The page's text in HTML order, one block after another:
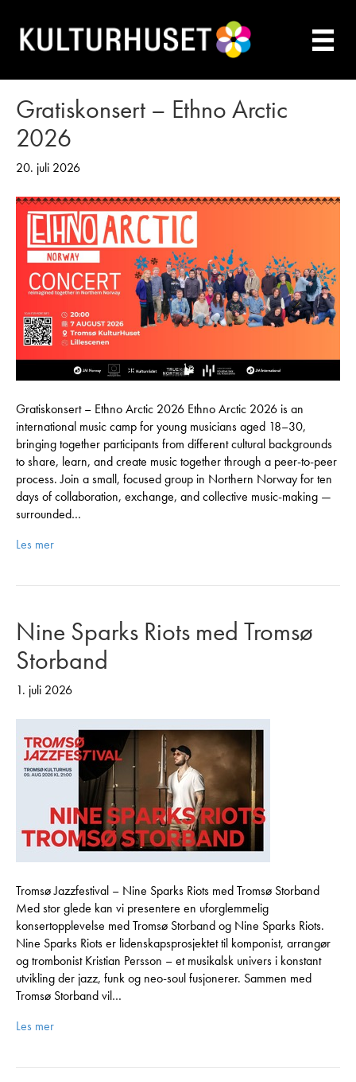
Gratiskonsert – Ethno Arctic
2026
20. juli 2026
Gratiskonsert – Ethno Arctic 2026 Ethno Arctic 2026 is an
international music camp for young musicians aged 18–30,
bringing together participants from different cultural backgrounds
to share, learn, and create music together through a peer-to-peer
process. Join a small, focused group in Northern Norway for ten
days of collaboration, exchange, and collective music-making —
surrounded…
Les mer
Nine Sparks Riots med Tromsø
Storband
1. juli 2026
Tromsø Jazzfestival – Nine Sparks Riots med Tromsø Storband
Med stor glede kan vi presentere en uforglemmelig
konsertopplevelse med Tromsø Storband og Nine Sparks Riots.
Nine Sparks Riots er lidenskapsprosjektet til komponist, arrangør
og trombonist Kristian Persson – et musikalsk univers i konstant
utvikling der jazz, funk og neo-soul fusjonerer. Sammen med
Tromsø Storband vil…
Les mer